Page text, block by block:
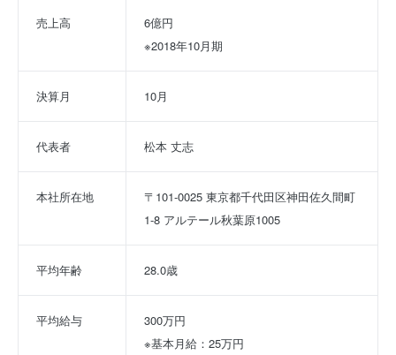
売上高
6億円
※2018年10月期
決算月 10月
代表者 松本 丈志
本社所在地
〒101-0025 東京都千代田区神田佐久間町
1-8 アルテール秋葉原1005
平均年齢 28.0歳
平均給与
300万円
※基本月給：25万円